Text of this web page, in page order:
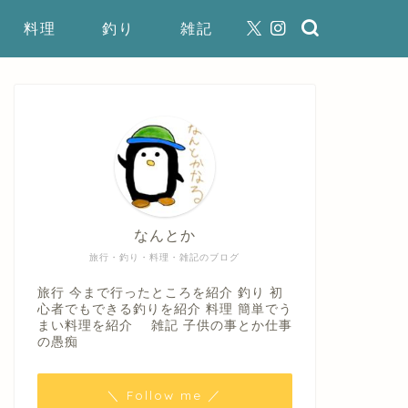
料理 釣り 雑記
旅行・釣り・料理・雑記のブログ
なんとか
旅行 今まで行ったところを紹介 釣り 初
心者でもできる釣りを紹介 料理 簡単でう
まい料理を紹介 雑記 子供の事とか仕事
の愚痴
＼ Follow me ／